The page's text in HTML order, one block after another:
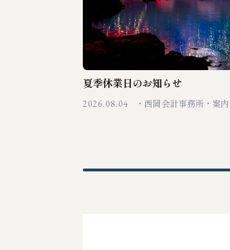
夏季休業日のお知らせ
2026.08.04 西岡会計事務所 案内